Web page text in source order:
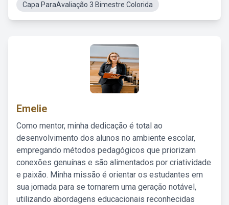
Capa ParaAvaliação 3 Bimestre Colorida
Emelie
Como mentor, minha dedicação é total ao
desenvolvimento dos alunos no ambiente escolar,
empregando métodos pedagógicos que priorizam
conexões genuínas e são alimentados por criatividade
e paixão. Minha missão é orientar os estudantes em
sua jornada para se tornarem uma geração notável,
utilizando abordagens educacionais reconhecidas